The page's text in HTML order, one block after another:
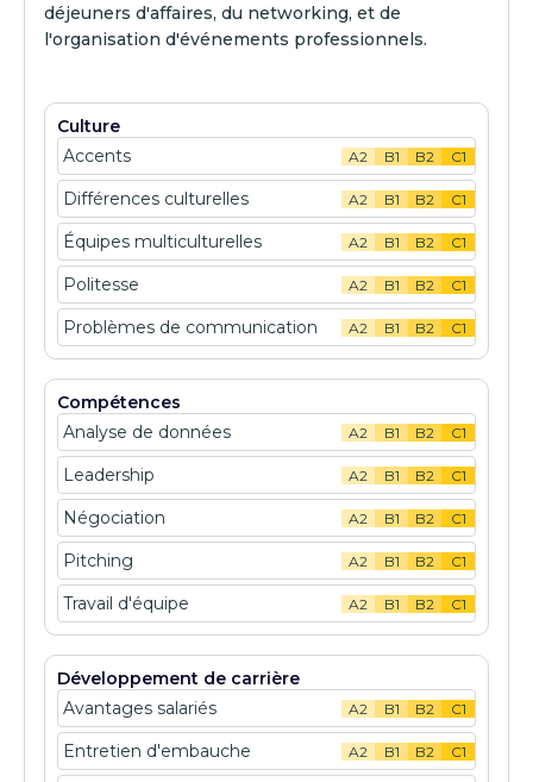
déjeuners d'affaires, du networking, et de
l'organisation d'événements professionnels.
Culture
Accents
A2 B1 B2 C1
Différences culturelles A2 B1 B2 C1
Équipes multiculturelles A2 B1 B2 C1
Politesse A2 B1 B2 C1
Problèmes de communication A2 B1 B2 C1
Compétences
Analyse de données
A2 B1 B2 C1
Leadership A2 B1 B2 C1
Négociation A2 B1 B2 C1
Pitching A2 B1 B2 C1
Travail d'équipe A2 B1 B2 C1
Développement de carrière
Avantages salariés
A2 B1 B2 C1
Entretien d'embauche A2 B1 B2 C1